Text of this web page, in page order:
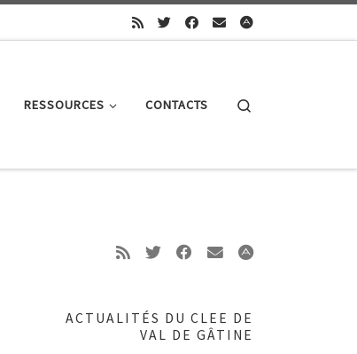
RESSOURCES CONTACTS
ACTUALITÉS DU CLEE DE
VAL DE GÂTINE